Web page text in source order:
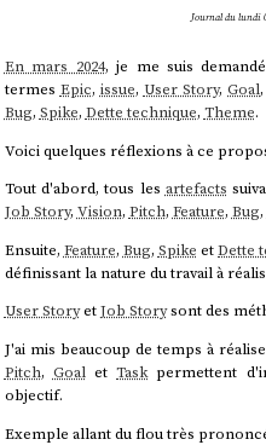
Journal du lundi
En mars 2024, je me suis
termes Epic, issue, User Story,Goal
Bug, Spike, Dette technique, Theme.
Voici quelques réflexions à ce
Tout d'abord, tous les artefacts
Job Story, Vision, Pitch, Feature, Bug,
Ensuite, Feature, Bug, Spike etDette
définissant la nature du travail à
User StoryetJob Storysont des
J'ai mis beaucoup de temps à
Pitch, GoaletTaskpermettent
objectif.
Exemple allant du flou très